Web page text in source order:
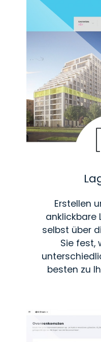
Erstellen
anklickbare
selbst über
Sie fest,
besten zu